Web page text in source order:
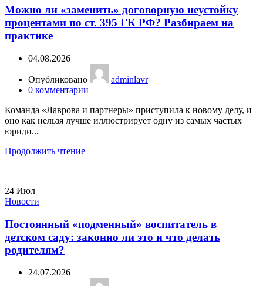
Можно ли «заменить» договорную неустойку
процентами по ст. 395 ГК РФ? Разбираем на
практике
04.08.2026
Опубликовано
adminlavr
0 комментарии
Команда «Лаврова и партнеры» приступила к новому делу, и
оно как нельзя лучше иллюстрирует одну из самых частых
юриди...
Продолжить чтение
24 Июл
Новости
Постоянный «подменный» воспитатель в
детском саду: законно ли это и что делать
родителям?
24.07.2026